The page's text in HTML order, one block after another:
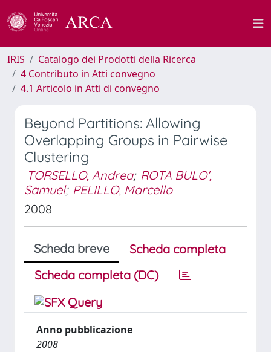
IRIS
Catalogo dei Prodotti della Ricerca
4 Contributo in Atti convegno
4.1 Articolo in Atti di convegno
Beyond Partitions: Allowing
Overlapping Groups in Pairwise
Clustering
TORSELLO, Andrea; ROTA BULO',
Samuel; PELILLO, Marcello
2008
Scheda breve
Scheda completa
Scheda completa (DC)
Anno pubblicazione
2008